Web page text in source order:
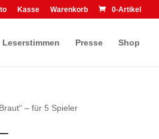
Kasse Warenkorb 0-Artikel
Leserstimmen Presse Shop
– für 5 Spieler